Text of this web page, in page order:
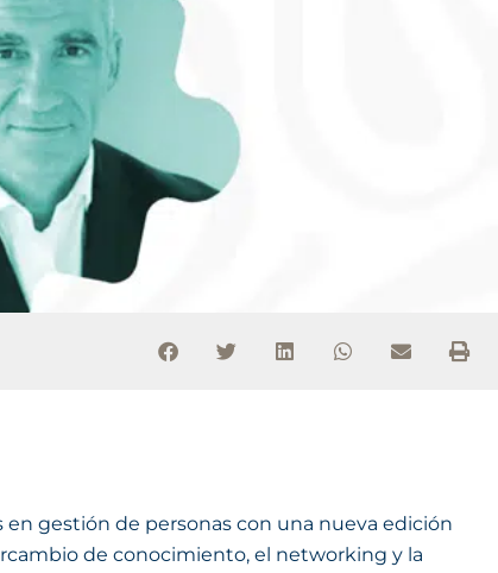
gestión de personas con una nueva edición
de conocimiento, el networking y la